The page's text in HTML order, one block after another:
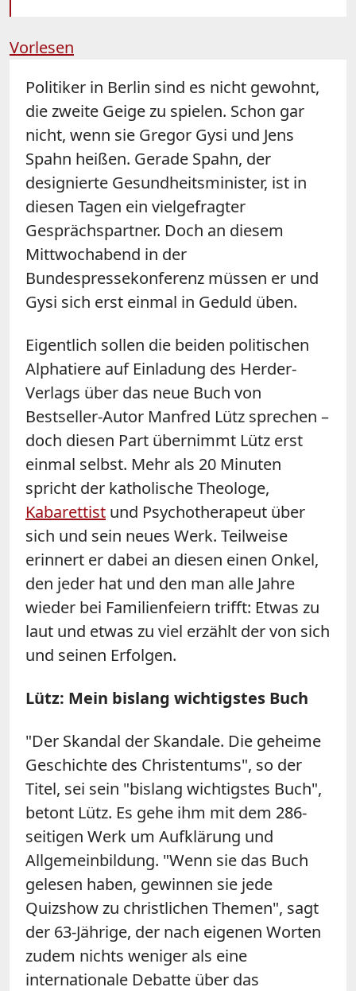
Vorlesen
Politiker in Berlin sind es nicht gewohnt,
die zweite Geige zu spielen. Schon gar
nicht, wenn sie Gregor Gysi und Jens
Spahn heißen. Gerade Spahn, der
designierte Gesundheitsminister, ist in
diesen Tagen ein vielgefragter
Gesprächspartner. Doch an diesem
Mittwochabend in der
Bundespressekonferenz müssen er und
Gysi sich erst einmal in Geduld üben.
Eigentlich sollen die beiden politischen
Alphatiere auf Einladung des Herder-
Verlags über das neue Buch von
Bestseller-Autor Manfred Lütz sprechen –
doch diesen Part übernimmt Lütz erst
einmal selbst. Mehr als 20 Minuten
spricht der katholische Theologe,
Kabarettist und Psychotherapeut über
sich und sein neues Werk. Teilweise
erinnert er dabei an diesen einen Onkel,
den jeder hat und den man alle Jahre
wieder bei Familienfeiern trifft: Etwas zu
laut und etwas zu viel erzählt der von sich
und seinen Erfolgen.
Lütz: Mein bislang wichtigstes Buch
"Der Skandal der Skandale. Die geheime
Geschichte des Christentums", so der
Titel, sei sein "bislang wichtigstes Buch",
betont Lütz. Es gehe ihm mit dem 286-
seitigen Werk um Aufklärung und
Allgemeinbildung. "Wenn sie das Buch
gelesen haben, gewinnen sie jede
Quizshow zu christlichen Themen", sagt
der 63-Jährige, der nach eigenen Worten
zudem nichts weniger als eine
internationale Debatte über das